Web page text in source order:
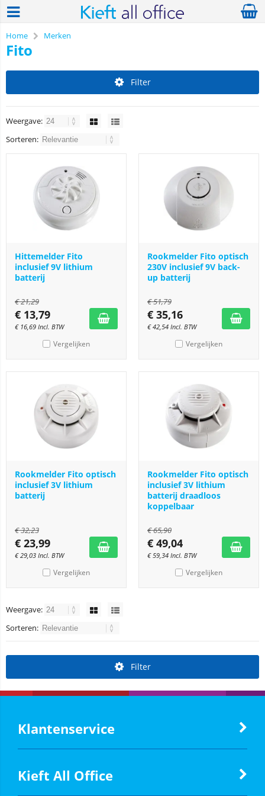
Home Merken
Fito
Filter
Weergave:
Sorteren:
Hittemelder Fito
inclusief 9V lithium
batterij
€21,29
€ 13,79
€ 16,69 Incl. BTW
Vergelijken
Rookmelder Fito optisch
230V inclusief 9V back-
up batterij
€51,79
€ 35,16
€42,54 Incl. BTW
Vergelijken
Rookmelder Fito optisch
inclusief 3V lithium
batterij
€32,23
€ 23,99
€29,03 Incl. BTW
Vergelijken
Rookmelder Fito optisch
inclusief 3V lithium
batterij draadloos
koppelbaar
€65,90
€ 49,04
€59,34 Incl. BTW
Vergelijken
Weergave:
Sorteren:
Filter
Klantenservice
Kieft All Office